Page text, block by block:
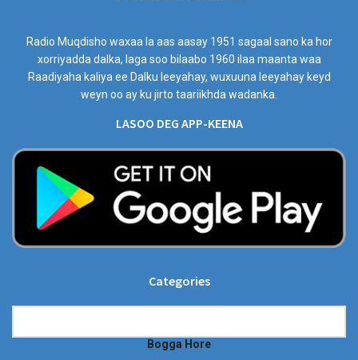
Radio Muqdisho waxaa la aas aasay 1951 sagaal sano ka hor
xorriyadda dalka, laga soo bilaabo 1960 ilaa maanta waa
Raadiyaha kaliya ee Dalku leeyahay, wuxuuna leeyahay keyd
weyn oo ay ku jirto taariikhda wadanka.
LASOO DEG APP-KEENA
Categories
Bogga Hore